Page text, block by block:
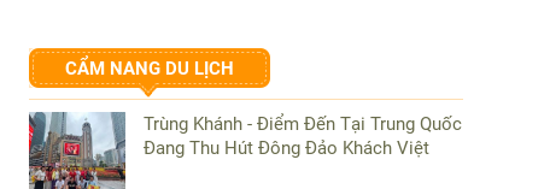
CẨM NANG DU LỊCH
Trùng Khánh - Điểm Đến Tại Trung Quốc
Đang Thu Hút Đông Đảo Khách Việt